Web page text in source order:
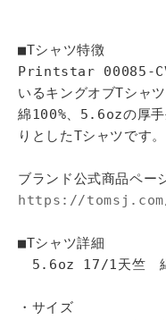
■Tシャツ特徴
Printstar 00085-
いるキングオブTシャツ
綿100%、5.6ozの厚
りとしたTシャツです。
ブランド公式商品ペー
https://
■Tシャツ詳細
5.6oz 17/1天竺
・サイズ